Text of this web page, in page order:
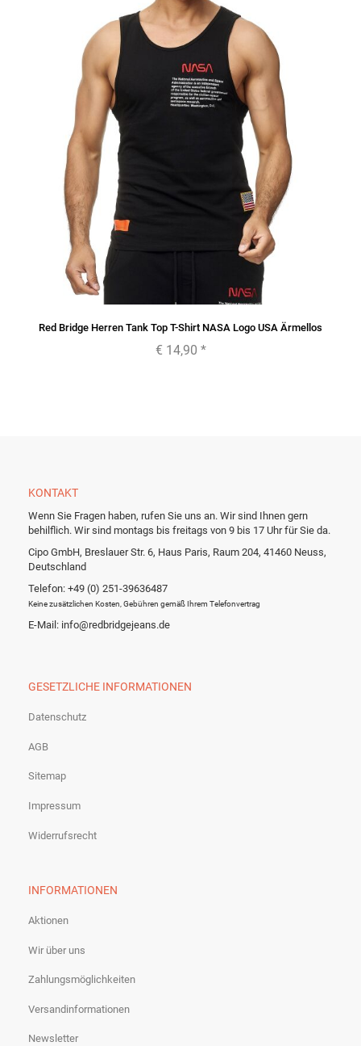
Red Bridge Herren Tank Top T-Shirt NASA Logo USA Ärmellos
€ 14,90 *
KONTAKT
Wenn Sie Fragen haben, rufen Sie uns an. Wir sind Ihnen gern
behilflich. Wir sind montags bis freitags von 9 bis 17 Uhr für Sie da.
Cipo GmbH, Breslauer Str. 6, Haus Paris, Raum 204, 41460 Neuss,
Deutschland
Telefon: +49 (0) 251-39636487
Keine zusätzlichen Kosten, Gebühren gemäß Ihrem Telefonvertrag
E-Mail: info@redbridgejeans.de
GESETZLICHE INFORMATIONEN
Datenschutz
AGB
Sitemap
Impressum
Widerrufsrecht
INFORMATIONEN
Aktionen
Wir über uns
Zahlungsmöglichkeiten
Versandinformationen
Newsletter